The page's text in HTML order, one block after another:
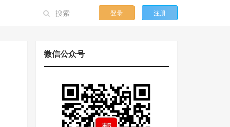
登录 注册
微信公众号